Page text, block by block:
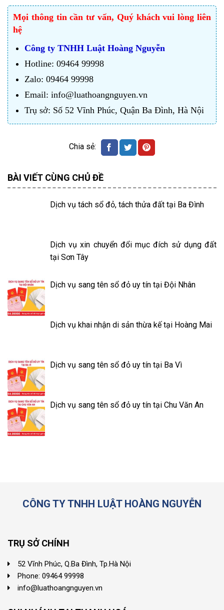
Mọi thông tin cần tư vấn, Quý khách vui lòng liên
hệ
Công ty TNHH Luật Hoàng Nguyễn
Hotline: 09464 99998
Zalo: 09464 99998
Email: info@luathoangnguyen.vn
Trụ sở: Số 52 Vĩnh Phúc, Quận Ba Đình, Hà Nội
BÀI VIẾT CÙNG CHỦ ĐỀ
Dịch vụ tách sổ đỏ, tách thửa đất tại Ba Đình
Dịch vụ xin chuyển đổi mục đích sử dụng đất
tại Sơn Tây
Dịch vụ sang tên sổ đỏ uy tín tại Đội Nhân
Dịch vụ khai nhận di sản thừa kế tại Hoàng Mai
Dịch vụ sang tên sổ đỏ uy tín tại Ba Vì
Dịch vụ sang tên sổ đỏ uy tín tại Chu Văn An
CÔNG TY TNHH LUẬT HOÀNG NGUYỄN
TRỤ SỞ CHÍNH
52 Vĩnh Phúc, Q.Ba Đình, Tp.Hà Nội
Phone: 09464 99998
info@luathoangnguyen.vn